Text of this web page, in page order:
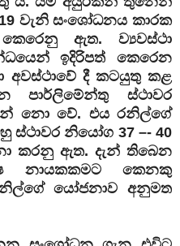
වැනි සංශෝධනය කාරක
ඇත. ව්‍යවස්ථා
ඉදිරිපත් කෙරෙන
අවස්ථාවේ දී කටයුතු කළ
ස්ථාවර
නො වේ. එය රනිල්ගේ
ස්ථාවර නියෝග 37 –- 40
කරනු ඇත. දැන් තිබෙන
නායකකමට කෙනකු
යෝජනාව අනුමත